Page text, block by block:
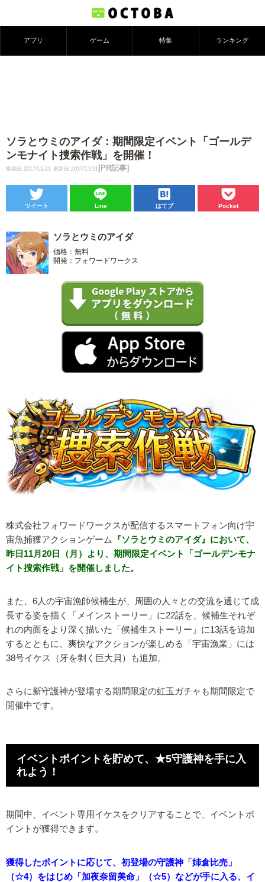
アプリ ゲーム 特集 ランキング
ソラとウミのアイダ：期間限定イベント「ゴールデ
ンモナイト捜索作戦」を開催！
投稿日:2017/11/21 更新日:2017/11/21 [PR記事]
ツイート Line はてブ Pocket
ソラとウミのアイダ
価格：無料
開発：フォワードワークス
株式会社フォワードワークスが配信するスマートフォン向け宇
宙魚捕獲アクションゲーム
『ソラとウミのアイダ』において、
昨日11月20日（月）より、期間限定イベント「ゴールデンモナ
イト捜索作戦」を開催しました。
また、6人の宇宙漁師候補生が、周囲の人々との交流を通じて成
長する姿を描く「メインストーリー」に22話を、候補生それぞ
れの内面をより深く描いた「候補生ストーリー」に13話を追加
するとともに、爽快なアクションが楽しめる「宇宙漁業」には
38号イケス（牙を剥く巨大貝）も追加。
さらに新守護神が登場する期間限定の虹玉ガチャも期間限定で
開催中です。
イベントポイントを貯めて、★5守護神を手に入
れよう！
期間中、イベント専用イケスをクリアすることで、イベントポ
イントが獲得できます。
獲得したポイントに応じて、初登場の守護神「姉倉比売」
（☆4）をはじめ「加夜奈留美命」（☆5）などが手に入る、イ